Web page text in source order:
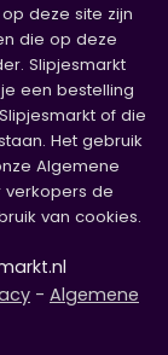
deze site zijn
die op deze
Slipjesmarkt
een bestelling
of die
Het gebruik
Algemene
verkopers de
van cookies.
- Algemene